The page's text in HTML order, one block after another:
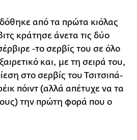
από τα πρώτα κιόλας
κράτησε άνετα τις δύο
-το σερβίς του σε όλο
και, με τη σειρά του,
στο σερβίς του Τσιτσιπά-
πόιντ (αλλά απέτυχε να τα
την πρώτη φορά που ο